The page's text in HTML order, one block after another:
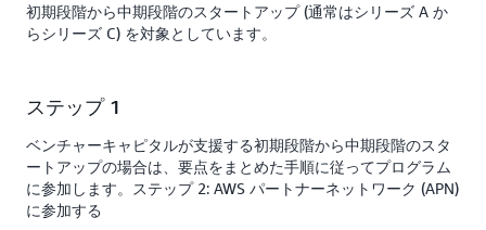
初期段階から中期段階のスタートアップ (通常はシリーズ A か
らシリーズ C) を対象としています。
ステップ 1
ベンチャーキャピタルが支援する初期段階から中期段階のスタ
ートアップの場合は、要点をまとめた手順に従ってプログラム
に参加します。ステップ 2: AWS パートナーネットワーク (APN)
に参加する